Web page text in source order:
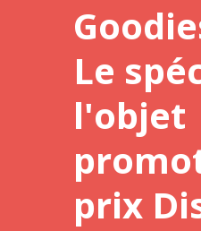
Le
l'objet
prix